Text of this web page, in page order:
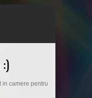
in camere pentru